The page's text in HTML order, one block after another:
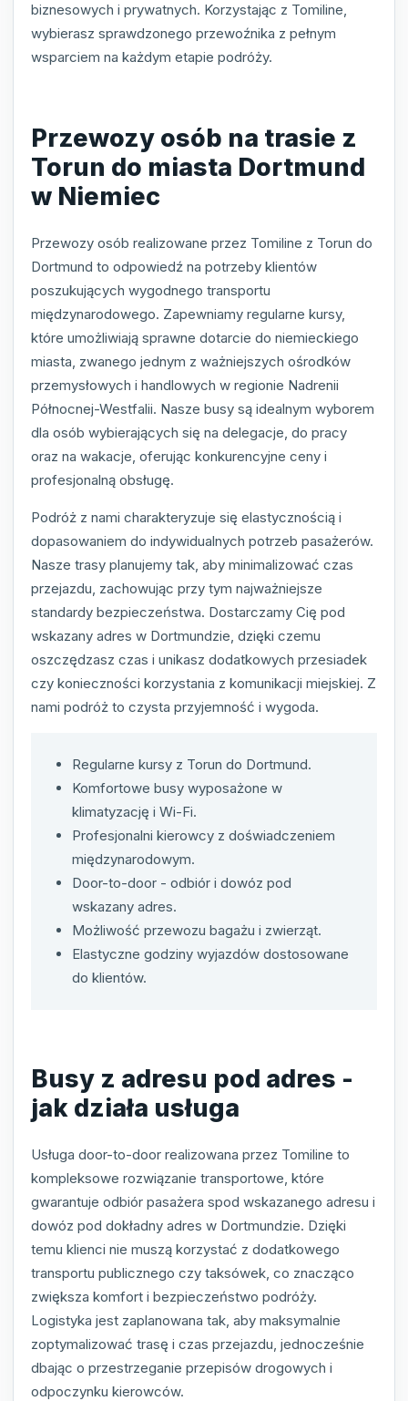
biznesowych i prywatnych. Korzystając z Tomiline,
wybierasz sprawdzonego przewoźnika z pełnym
wsparciem na każdym etapie podróży.
Przewozy osób na trasie z
Torun do miasta Dortmund
w Niemiec
Przewozy osób realizowane przez Tomiline z Torun do
Dortmund to odpowiedź na potrzeby klientów
poszukujących wygodnego transportu
międzynarodowego. Zapewniamy regularne kursy,
które umożliwiają sprawne dotarcie do niemieckiego
miasta, zwanego jednym z ważniejszych ośrodków
przemysłowych i handlowych w regionie Nadrenii
Północnej-Westfalii. Nasze busy są idealnym wyborem
dla osób wybierających się na delegacje, do pracy
oraz na wakacje, oferując konkurencyjne ceny i
profesjonalną obsługę.
Podróż z nami charakteryzuje się elastycznością i
dopasowaniem do indywidualnych potrzeb pasażerów.
Nasze trasy planujemy tak, aby minimalizować czas
przejazdu, zachowując przy tym najważniejsze
standardy bezpieczeństwa. Dostarczamy Cię pod
wskazany adres w Dortmundzie, dzięki czemu
oszczędzasz czas i unikasz dodatkowych przesiadek
czy konieczności korzystania z komunikacji miejskiej. Z
nami podróż to czysta przyjemność i wygoda.
Regularne kursy z Torun do Dortmund.
Komfortowe busy wyposażone w
klimatyzację i Wi-Fi.
Profesjonalni kierowcy z doświadczeniem
międzynarodowym.
Door-to-door - odbiór i dowóz pod
wskazany adres.
Możliwość przewozu bagażu i zwierząt.
Elastyczne godziny wyjazdów dostosowane
do klientów.
Busy z adresu pod adres -
jak działa usługa
Usługa door-to-door realizowana przez Tomiline to
kompleksowe rozwiązanie transportowe, które
gwarantuje odbiór pasażera spod wskazanego adresu i
dowóz pod dokładny adres w Dortmundzie. Dzięki
temu klienci nie muszą korzystać z dodatkowego
transportu publicznego czy taksówek, co znacząco
zwiększa komfort i bezpieczeństwo podróży.
Logistyka jest zaplanowana tak, aby maksymalnie
zoptymalizować trasę i czas przejazdu, jednocześnie
dbając o przestrzeganie przepisów drogowych i
odpoczynku kierowców.